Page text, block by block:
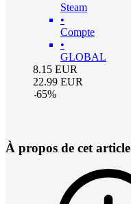
Steam
•
Compte
•
GLOBAL
8.15 EUR
22.99 EUR
-65%
À propos de cet article